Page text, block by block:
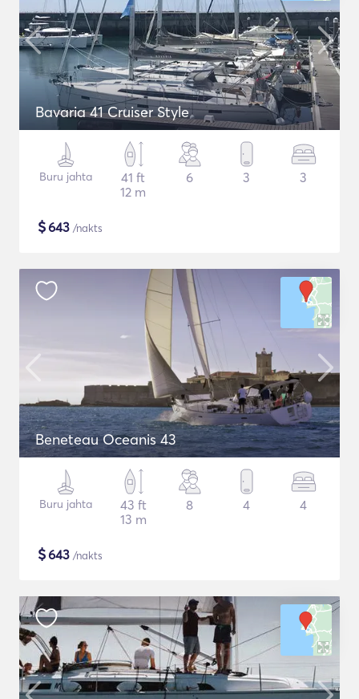
Bavaria 41 Cruiser Style
Buru jahta
41 ft
12 m
6 3 3
$643 /nakts
Beneteau Oceanis 43
Buru jahta
43 ft
13 m
8 4 4
$643 /nakts